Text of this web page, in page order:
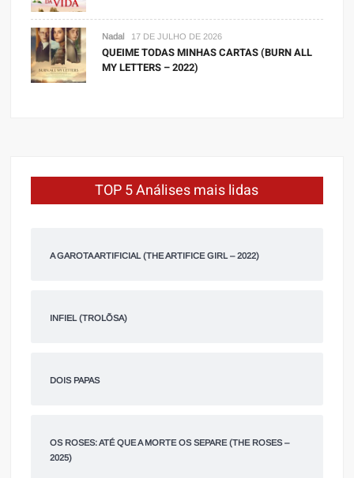
Nadal 17 DE JULHO DE 2026
QUEIME TODAS MINHAS CARTAS (BURN ALL
MY LETTERS – 2022)
TOP 5 Análises mais lidas
A GAROTA ARTIFICIAL (THE ARTIFICE GIRL – 2022)
INFIEL (TROLÕSA)
DOIS PAPAS
OS ROSES: ATÉ QUE A MORTE OS SEPARE (THE ROSES –
2025)